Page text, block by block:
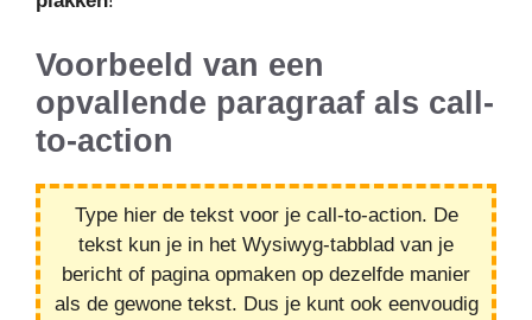
Voorbeeld van een
opvallende paragraaf als call-
to-action
Type hier de tekst voor je call-to-action. De
tekst kun je in het Wysiwyg-tabblad van je
bericht of pagina opmaken op dezelfde manier
als de gewone tekst. Dus je kunt ook eenvoudig